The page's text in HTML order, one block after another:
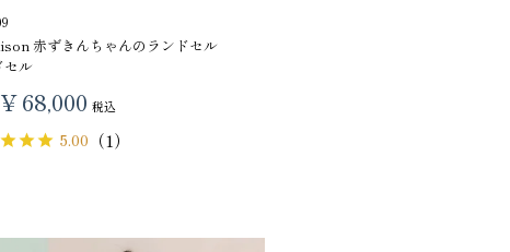
89,100
赤ずきんちゃんのランドセル
セル
¥68,000 税込
5.00 （1）